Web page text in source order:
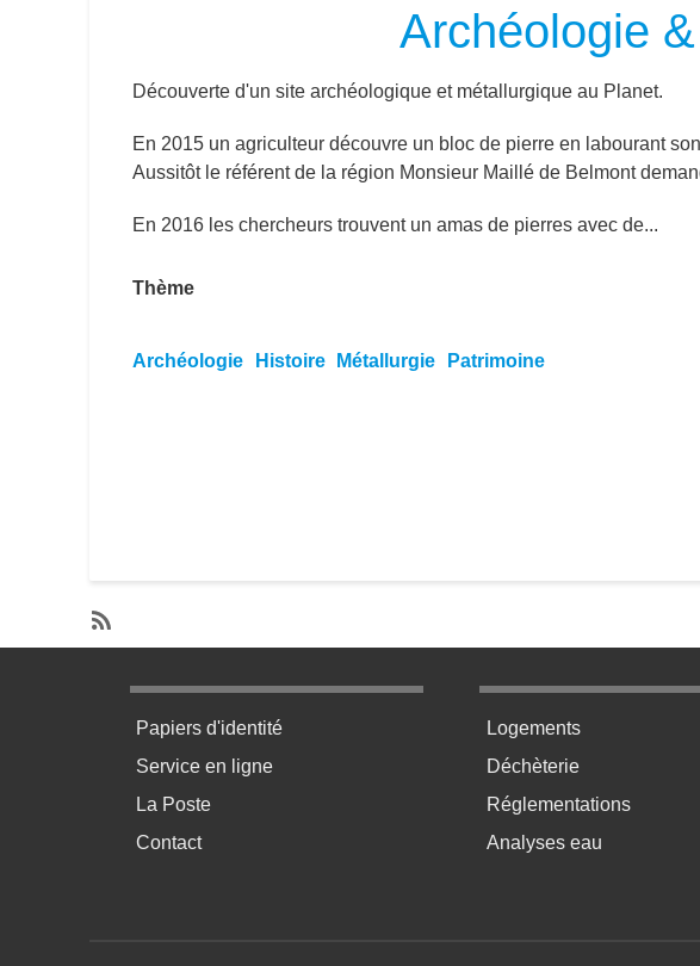
Archéologie
Découverte d'un site archéologique et métallurgique au Planet.
En 2015 un agriculteur découvre un bloc de pierre en labourant
Aussitôt le référent de la région Monsieur Maillé de Belmont
En 2016 les chercheurs trouvent un amas de pierres avec de...
Thème
Archéologie Histoire Métallurgie Patrimoine
SubscribeS'abonner à Archéologie
Menu pratique bas de page 1
Papiers d'identité
Service en ligne
La Poste
Contact
Menu pratique bas de
Logements
Déchèterie
Réglementations
Analyses eau